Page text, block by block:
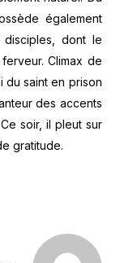
également
disciples, dont le
Climax de
du saint en prison
des accents
soir, il pleut sur
gratitude.